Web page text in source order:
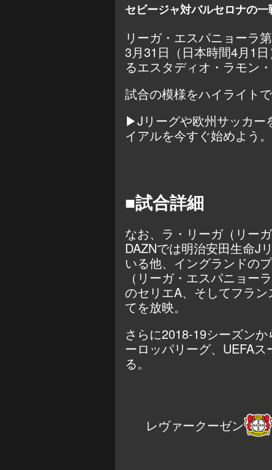
セビージャ対バルセロナの
リーガ・エスパニョーラ
3月31日（日本時間4月1
るエスタディオ・ラモン
試合の模様をハイライトで
▶Jリーグや欧州サッカー
イアルを今すぐ始めよう。
■試合詳細
なお、ラ・リーガ（リー
DAZNでは明治安田生命J
いる他、イングランドの
（リーガ・エスパニョー
のセリエA、そしてフラ
てを放映。
さらに2018-19シーズン
ーロッパリーグ、UEFA
る。
レヴァークーゼン